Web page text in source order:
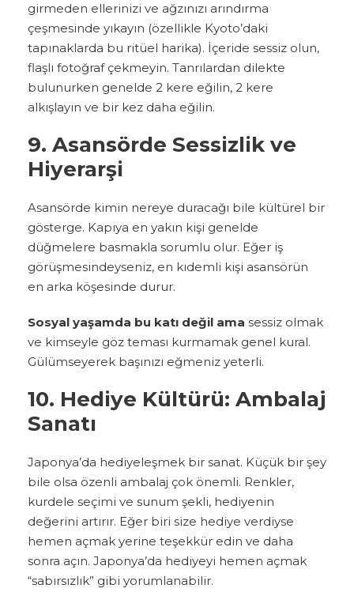
girmeden ellerinizi ve ağzınızı arındırma
çeşmesinde yıkayın (özellikle Kyoto’daki
tapınaklarda bu ritüel harika). İçeride sessiz olun,
flaşlı fotoğraf çekmeyin. Tanrılardan dilekte
bulunurken genelde 2 kere eğilin, 2 kere
alkışlayın ve bir kez daha eğilin.
9. Asansörde Sessizlik ve
Hiyerarşi
Asansörde kimin nereye duracağı bile kültürel bir
gösterge. Kapıya en yakın kişi genelde
düğmelere basmakla sorumlu olur. Eğer iş
görüşmesindeyseniz, en kıdemli kişi asansörün
en arka köşesinde durur.
Sosyal yaşamda bu katı değil ama sessiz olmak
ve kimseyle göz teması kurmamak genel kural.
Gülümseyerek başınızı eğmeniz yeterli.
10. Hediye Kültürü: Ambalaj
Sanatı
Japonya’da hediyeleşmek bir sanat. Küçük bir şey
bile olsa özenli ambalaj çok önemli. Renkler,
kurdele seçimi ve sunum şekli, hediyenin
değerini artırır. Eğer biri size hediye verdiyse
hemen açmak yerine teşekkür edin ve daha
sonra açın. Japonya’da hediyeyi hemen açmak
“sabırsızlık” gibi yorumlanabilir.